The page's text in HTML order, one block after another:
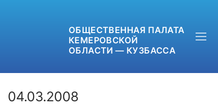
ОБЩЕСТВЕННАЯ ПАЛАТА
КЕМЕРОВСКОЙ
ОБЛАСТИ — КУЗБАССА
04.03.2008